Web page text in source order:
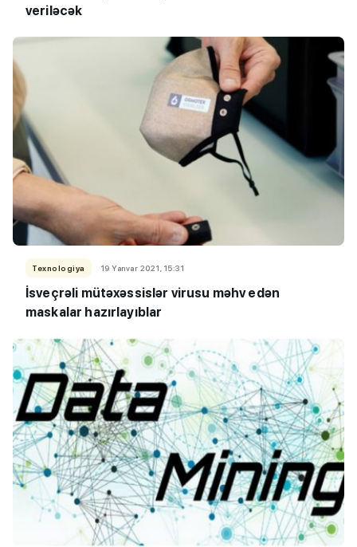
veriləcək
Texnologiya 19 Yanvar 2021, 15:31
İsveçrəli mütəxəssislər virusu məhv edən
maskalar hazırlayıblar